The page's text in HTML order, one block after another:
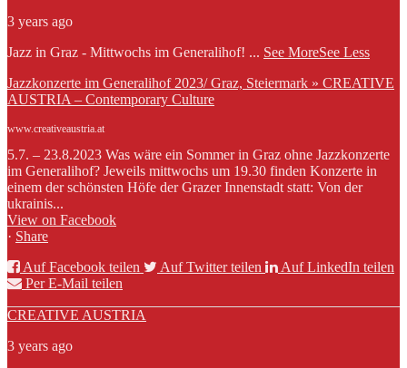
3 years ago
Jazz in Graz - Mittwochs im Generalihof! ... See MoreSee Less
Jazzkonzerte im Generalihof 2023/ Graz, Steiermark » CREATIVE
AUSTRIA – Contemporary Culture
www.creativeaustria.at
5.7. – 23.8.2023 Was wäre ein Sommer in Graz ohne Jazzkonzerte
im Generalihof? Jeweils mittwochs um 19.30 finden Konzerte in
einem der schönsten Höfe der Grazer Innenstadt statt: Von der
ukrainis...
View on Facebook
· Share
Auf Facebook teilen
Auf Twitter teilen
Auf LinkedIn teilen
Per E-Mail teilen
CREATIVE AUSTRIA
3 years ago